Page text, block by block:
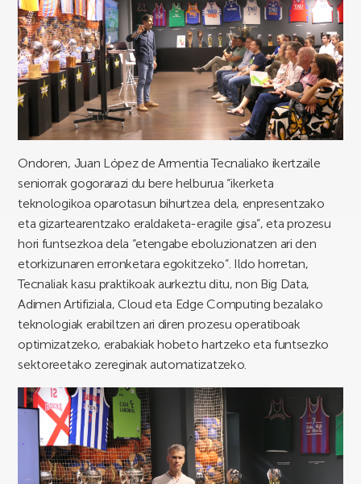
Ondoren, Juan López de Armentia Tecnaliako ikertzaile
seniorrak gogorarazi du bere helburua “ikerketa
teknologikoa oparotasun bihurtzea dela, enpresentzako
eta gizartearentzako eraldaketa-eragile gisa”, eta prozesu
hori funtsezkoa dela “etengabe eboluzionatzen ari den
etorkizunaren erronketara egokitzeko”. Ildo horretan,
Tecnaliak kasu praktikoak aurkeztu ditu, non Big Data,
Adimen Artifiziala, Cloud eta Edge Computing bezalako
teknologiak erabiltzen ari diren prozesu operatiboak
optimizatzeko, erabakiak hobeto hartzeko eta funtsezko
sektoreetako zereginak automatizatzeko.